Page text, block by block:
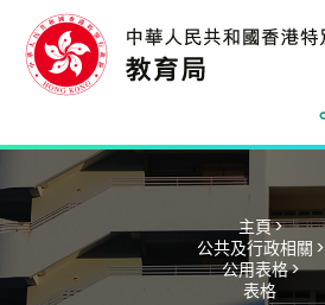
主頁 >
公共及行政相關 >
公用表格 >
表格